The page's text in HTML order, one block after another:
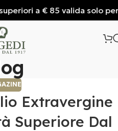
a € 85 valida solo per
Extravergine
Superiore Dal